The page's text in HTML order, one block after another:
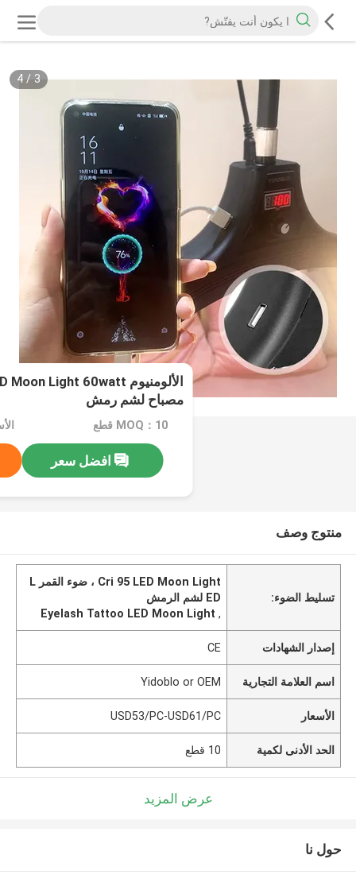
3
/
4
مصباح لشم رمش
MOQ：10 قطع
افضل سعر
منتوج وصف
تسليط الضوء:
Cri 95 LED Moon Light ، ضوء القمر L
ED لشم الرمش
,
Eyelash Tattoo LED Moon Light
إصدار الشهادات CE
اسم العلامة التجارية Yidoblo or OEM
الأسعار USD53/PC-USD61/PC
الحد الأدنى لكمية 10 قطع
عرض المزيد
حول نا